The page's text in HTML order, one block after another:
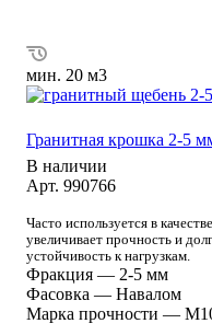
мин. 20 м3
Гранитная крошка 2-5
В наличии
Арт. 990766
Часто используется в
увеличивает прочность и
устойчивость к нагрузкам.
Фракция — 2-5 мм
Фасовка — Навалом
Марка прочности —